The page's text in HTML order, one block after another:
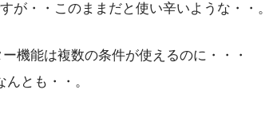
が・・このままだと使い辛いような・・。
機能は複数の条件が使えるのに・・・
とも・・。